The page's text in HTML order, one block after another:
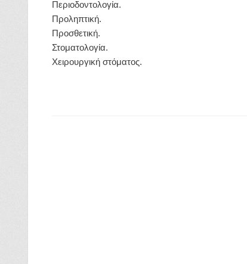
Περιοδοντολογία.
Προληπτική.
Προσθετική.
Στοματολογία.
Χειρουργική στόματος.